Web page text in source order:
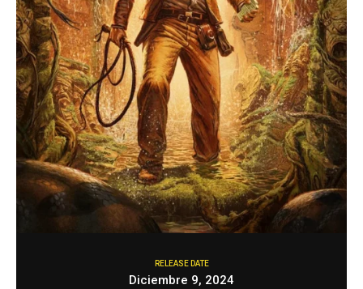
RELEASE DATE
Diciembre 9, 2024